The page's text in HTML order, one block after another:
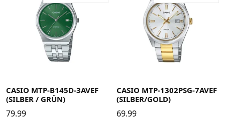
CASIO MTP-B145D-3AVEF
(SILBER / GRÜN)
79.99
CASIO MTP-1302PSG-7AVEF
(SILBER/GOLD)
69.99